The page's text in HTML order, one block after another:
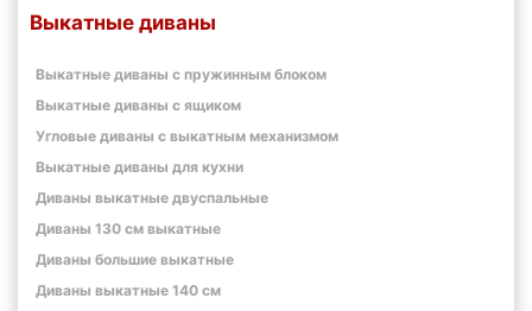
Выкатные диваны
Выкатные диваны с пружинным блоком
Выкатные диваны с ящиком
Угловые диваны с выкатным механизмом
Выкатные диваны для кухни
Диваны выкатные двуспальные
Диваны 130 см выкатные
Диваны большие выкатные
Диваны выкатные 140 см